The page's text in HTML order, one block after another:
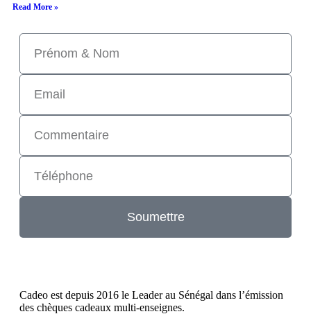
Read More »
Soumettre
Cadeo est depuis 2016 le Leader au Sénégal dans l’émission
des chèques cadeaux multi-enseignes.